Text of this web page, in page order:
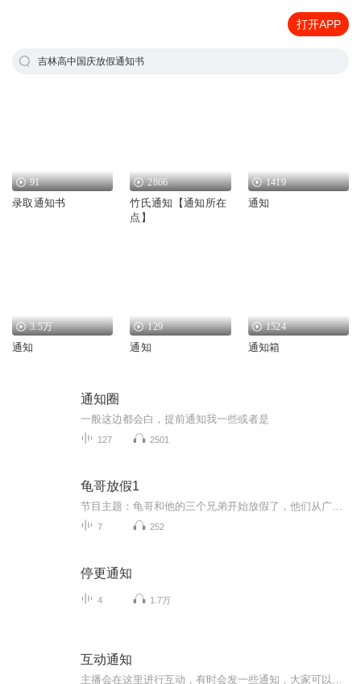
打开APP
吉林高中国庆放假通知书
91
录取通知书
2866
竹氏通知【通知所在
点】
1419
通知
3.5万
通知
129
通知
1524
通知箱
通知圈
一般这边都会白，提前通知我一些或者是
127 2501
龟哥放假1
7 252
停更通知
4 1.7万
互动通知